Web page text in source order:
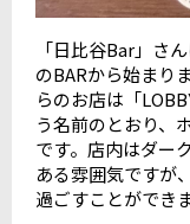
「日比谷Bar」さ
のBARから始まり
らのお店は「
う名前のとおり、
です。店内はダー
ある雰囲気ですが
過ごすことができ